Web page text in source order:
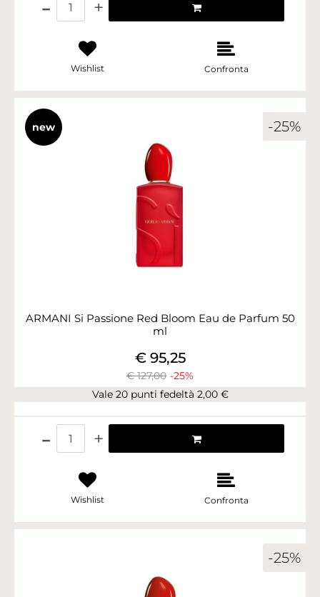
Wishlist Confronta
-25%
new
ARMANI Si Passione Red Bloom Eau de Parfum 50
ml
€ 127,00 -25%
€ 95,25
Vale 20 punti fedeltà 2,00 €
Wishlist Confronta
-25%